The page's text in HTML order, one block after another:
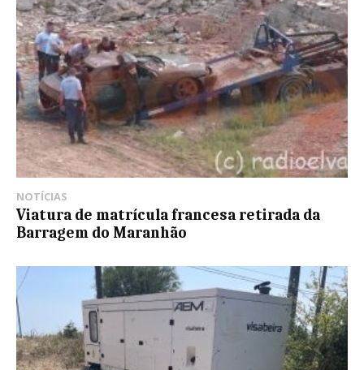
NOTÍCIAS
Viatura de matrícula francesa retirada da
Barragem do Maranhão